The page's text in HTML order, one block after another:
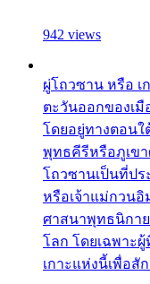
942 views
ผู่โถวซาน หรือ เ
ตะวันออกของเมื
โดยอยู่ทางตอนใ
พุทธคีรีหรือภูเข
โถวซานเป็นที่ป
หรือเจ้าแม่กวน
ศาสนาพุทธนิกา
โลก โดยเฉพาะ
เกาะแห่งนี้เพื่อสั